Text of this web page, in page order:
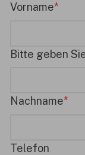
Vorname
Bitte geben
Nachname
Telefon